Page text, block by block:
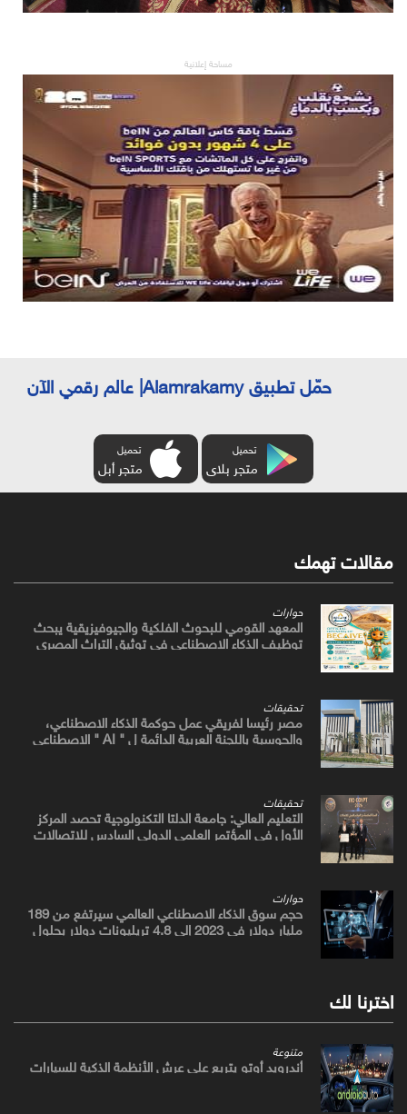
مساحة إعلانية
حمّل تطبيق Alamrakamy| عالم رقمي الآن
تحميل
متجر بلاى
تحميل
متجر أبل
مقالات تهمك
حوارات
المعهد القومي للبحوث الفلكية والجيوفيزيقية يبحث
توظيف الذكاء الاصطناعي في توثيق التراث المصري
تحقيقات
مصر رئيسا لفريقي عمل حوكمة الذكاء الاصطناعي،
والحوسبة باللجنة العربية الدائمة ل " AI " الاصطناعي
تحقيقات
التعليم العالي: جامعة الدلتا التكنولوجية تحصد المركز
الأول في المؤتمر العلمي الدولي السادس للاتصالات
حوارات
حجم سوق الذكاء الاصطناعي العالمي سيرتفع من 189
مليار دولار في 2023 إلى 4.8 تريليونات دولار بحلول
اخترنا لك
متنوعة
أندرويد أوتو يتربع علي عرش الأنظمة الذكية للسيارات